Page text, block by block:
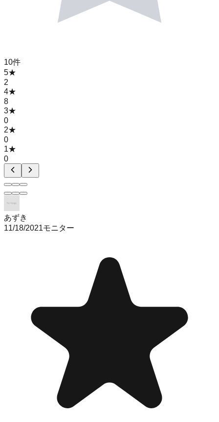
10件
5★
2
4★
8
3★
0
2★
0
1★
0
あずき
11/18/2021モニター